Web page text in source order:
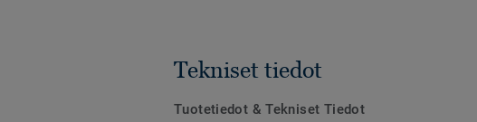
Tekniset tiedot
Tuotetiedot & Tekniset Tiedot